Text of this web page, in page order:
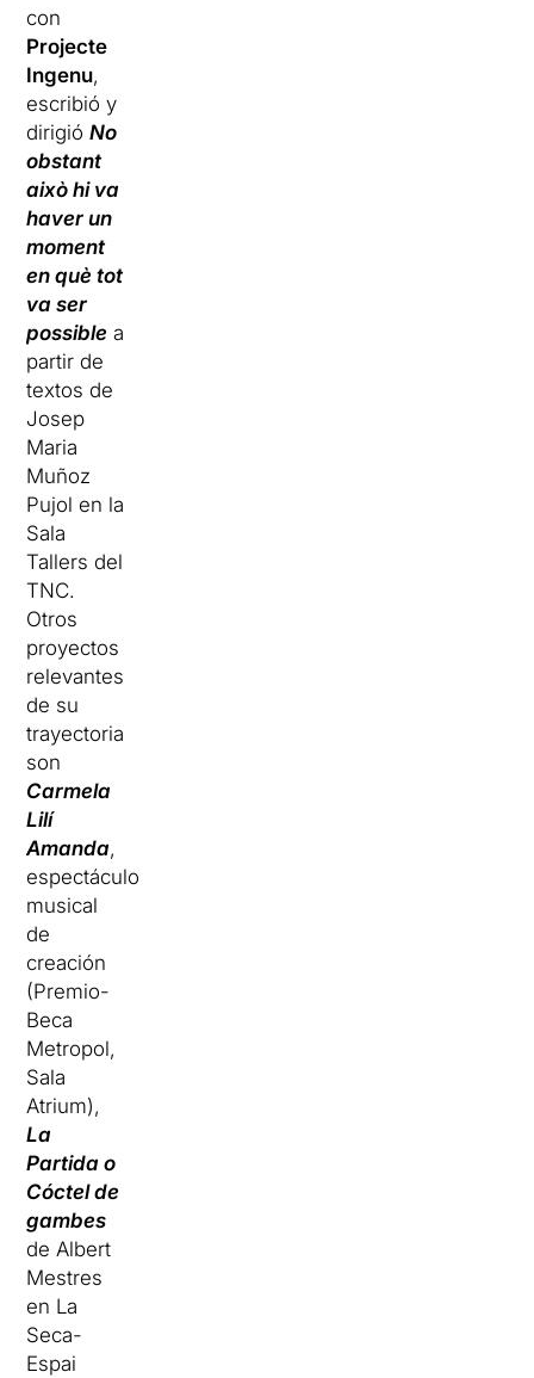
con
Projecte
Ingenu,
escribió y
dirigióNo
obstant
això hi va
haver un
moment
en què tot
va ser
possible a
partir de
textos de
Josep
Maria
Muñoz
Pujol en la
Sala
Tallers del
TNC.
Otros
proyectos
relevantes
de su
trayectoria
son
Carmela
Lilí
Amanda,
espectáculo
musical
de
creación
(Premio-
Beca
Metropol,
Sala
Atrium),
La
Partida o
Cóctel de
gambes
de Albert
Mestres
en La
Seca-
Espai